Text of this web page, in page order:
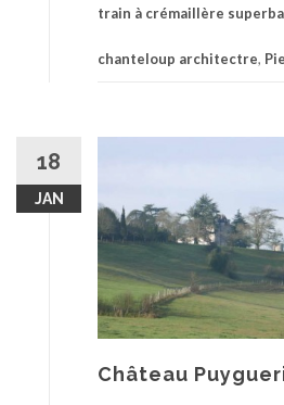
train à crémaillère
chanteloup architectre,
18
JAN
Château